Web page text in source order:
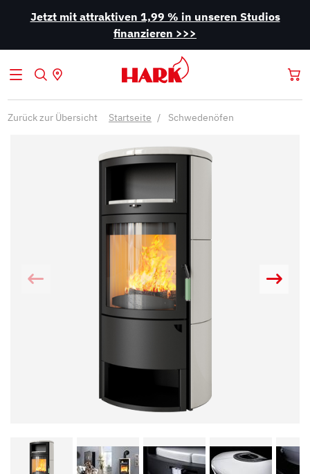
Jetzt mit attraktiven 1,99 % in unseren Studios
finanzieren >>>
Zurück zur Übersicht Startseite Schwedenöfen